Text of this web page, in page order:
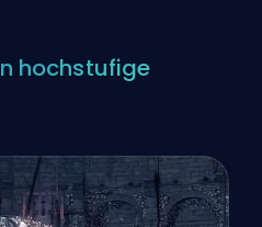
hochstufige